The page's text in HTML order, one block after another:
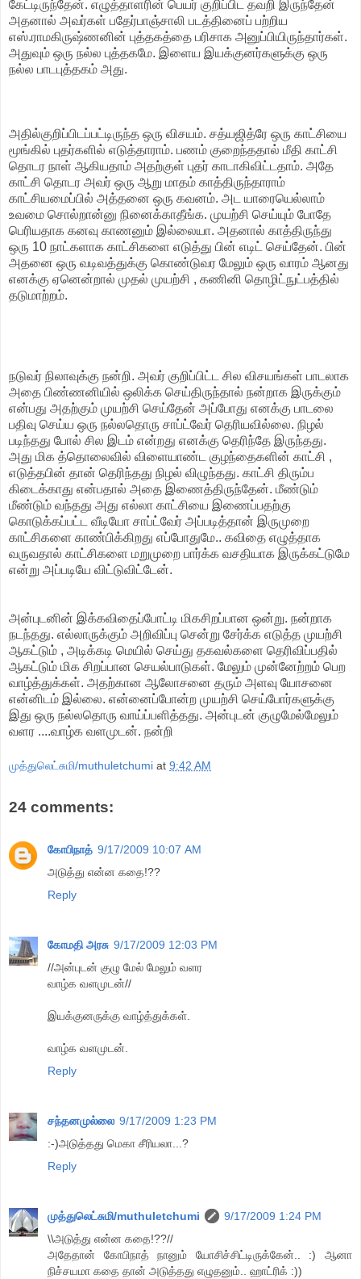
கேட்டிருந்தேன். எழுத்தாளரின் பெயர் குறிப்பிட தவறி இருந்தேன்
அதனால் அவர்கள் பதேர்பாஞ்சாலி படத்தினைப் பற்றிய
எஸ்.ராமகிருஷ்ணனின் புத்தகத்தை பரிசாக அனுப்பியிருந்தார்கள்.
அதுவும் ஒரு நல்ல புத்தகமே. இளைய இயக்குனர்களுக்கு ஒரு
நல்ல பாடபுத்தகம் அது.
அதில்குறிப்பிடப்பட்டிருந்த ஒரு விசயம். சத்யஜித்ரே ஒரு காட்சியை
மூங்கில் புதர்களில் எடுத்தாராம். பணம் குறைந்ததால் மீதி காட்சி
தொடர நாள் ஆகியதாம் அதற்குள் புதர் காடாகிவிட்டதாம். அதே
காட்சி தொடர அவர் ஒரு ஆறு மாதம் காத்திருந்தாராம்
காட்சியமைப்பில் அத்தனை ஒரு கவனம். அட யாரையெல்லாம்
உவமை சொல்றான்னு நினைக்காதீங்க. முயற்சி செய்யும் போதே
பெரியதாக கனவு காணனும் இல்லையா. அதனால் காத்திருந்து
ஒரு 10 நாட்களாக காட்சிகளை எடுத்து பின் எடிட் செய்தேன். பின்
அதனை ஒரு வடிவத்துக்கு கொண்டுவர மேலும் ஒரு வாரம் ஆனது
எனக்கு ஏனென்றால் முதல் முயற்சி , கணினி தொழிட்நுட்பத்தில்
தடுமாற்றம்.
நடுவர் நிலாவுக்கு நன்றி. அவர் குறிப்பிட்ட சில விசயங்கள் பாடலாக
அதை பிண்ணனியில் ஒலிக்க செய்திருந்தால் நன்றாக இருக்கும்
என்பது அதற்கும் முயற்சி செய்தேன் அப்போது எனக்கு பாடலை
பதிவு செய்ய ஒரு நல்லதொரு சாப்ட்வேர் தெரியவில்லை. நிழல்
படிந்தது போல் சில இடம் என்றது எனக்கு தெரிந்தே இருந்தது.
அது மிக த்தொலைவில் விளையாண்ட குழந்தைகளின் காட்சி ,
எடுத்தபின் தான் தெரிந்தது நிழல் விழுந்தது. காட்சி திரும்ப
கிடைக்காது என்பதால் அதை இணைத்திருந்தேன். மீண்டும்
மீண்டும் வந்தது அது எல்லா காட்சியை இணைப்பதற்கு
கொடுக்கப்பட்ட வீடியோ சாப்ட்வேர் அப்படித்தான் இருமுறை
காட்சிகளை காண்பிக்கிறது எப்போதுமே.. கவிதை எழுத்தாக
வருவதால் காட்சிகளை மறுமுறை பார்க்க வசதியாக இருக்கட்டுமே
என்று அப்படியே விட்டுவிட்டேன்.
அன்புடனின் இக்கவிதைப்போட்டி மிகசிறப்பான ஒன்று. நன்றாக
நடந்தது. எல்லாருக்கும் அறிவிப்பு சென்று சேர்க்க எடுத்த முயற்சி
ஆகட்டும் , அடிக்கடி மெயில் செய்து தகவல்களை தெரிவிப்பதில்
ஆகட்டும் மிக சிறப்பான செயல்பாடுகள். மேலும் முன்னேற்றம் பெற
வாழ்த்துக்கள். அதற்கான ஆலோசனை தரும் அளவு யோசனை
என்னிடம் இல்லை. என்னைப்போன்ற முயற்சி செய்போர்களுக்கு
இது ஒரு நல்லதொரு வாய்ப்பளித்தது. அன்புடன் குழுமேல்மேலும்
வளர ....வாழ்க வளமுடன். நன்றி
முத்துலெட்சுமி/muthuletchumi at 9:42 AM
24 comments:
கோபிநாத் 9/17/2009 10:07 AM
அடுத்து என்ன கதை!??
Reply
கோமதி அரசு 9/17/2009 12:03 PM
//அன்புடன் குழு மேல் மேலும் வளர
வாழ்க வளமுடன்//
இயக்குனருக்கு வாழ்த்துக்கள்.
வாழ்க வளமுடன்.
Reply
சந்தனமுல்லை 9/17/2009 1:23 PM
:-)அடுத்தது மெகா சீரியலா...?
Reply
முத்துலெட்சுமி/muthuletchumi
9/17/2009 1:24 PM
\\அடுத்து என்ன கதை!??//
அதேதான் கோபிநாத் நானும் யோசிச்சிட்டிருக்கேன்.. :) ஆனா
நிச்சயமா கதை தான் அடுத்தது எழுதனும்.. ஹாட்ரிக் :))